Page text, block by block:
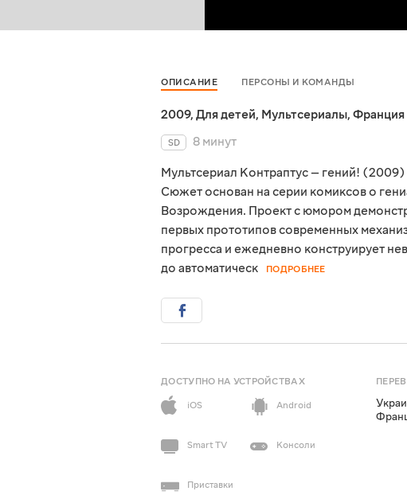
ОПИСАНИЕ ПЕРСОНЫ И КОМАНДЫ
2009, Для детей, Мультсериалы, Франция
SD
8 минут
Мультсериал Контраптус — гений!
Сюжет основан на серии комиксов о
Возрождения. Проект с юмором
первых прототипов современных
прогресса и ежедневно конструирует
до автоматическ
ПОДРОБНЕЕ
ДОСТУПНО НА УСТРОЙСТВАХ
iOS
Android
Smart TV Консоли
Приставки